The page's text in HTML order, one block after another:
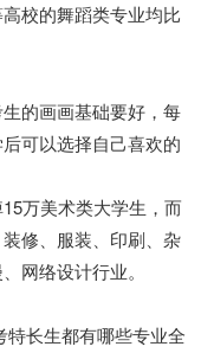
校的舞蹈类专业均比
的画画基础要好，每
可以选择自己喜欢的
万美术类大学生，而
修、服装、印刷、杂
网络设计行业。
长生都有哪些专业全